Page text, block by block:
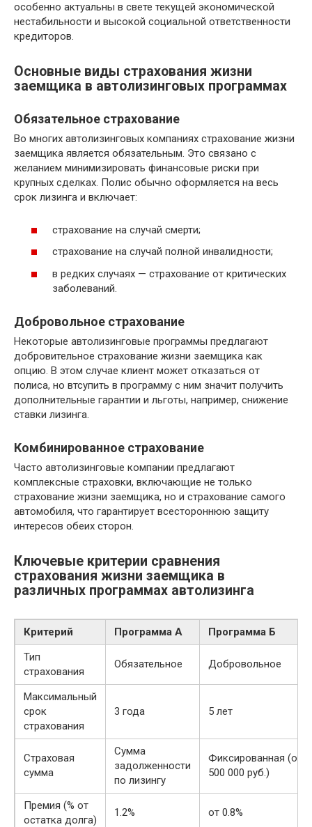
особенно актуальны в свете текущей экономической
нестабильности и высокой социальной ответственности
кредиторов.
Основные виды страхования жизни
заемщика в автолизинговых программах
Обязательное страхование
Во многих автолизинговых компаниях страхование жизни
заемщика является обязательным. Это связано с
желанием минимизировать финансовые риски при
крупных сделках. Полис обычно оформляется на весь
срок лизинга и включает:
страхование на случай смерти;
страхование на случай полной инвалидности;
в редких случаях — страхование от критических
заболеваний.
Добровольное страхование
Некоторые автолизинговые программы предлагают
добровительное страхование жизни заемщика как
опцию. В этом случае клиент может отказаться от
полиса, но втсупить в программу с ним значит получить
дополнительные гарантии и льготы, например, снижение
ставки лизинга.
Комбинированное страхование
Часто автолизинговые компании предлагают
комплексные страховки, включающие не только
страхование жизни заемщика, но и страхование самого
автомобиля, что гарантирует всестороннюю защиту
интересов обеих сторон.
Ключевые критерии сравнения
страхования жизни заемщика в
различных программах автолизинга
Критерий Программа А
Программа Б
Тип
страхования
Обязательное Добровольное
Максимальный
срок
страхования
3 года 5 лет
Страховая
сумма
Сумма
задолженности
по лизингу
Фиксированная (от
500 000 руб.)
Премия (% от
остатка долга)
1.2% от 0.8%